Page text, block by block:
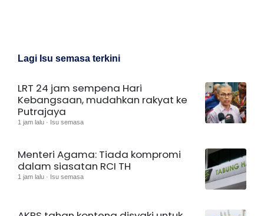
Lagi Isu semasa terkini
LRT 24 jam sempena Hari
Kebangsaan, mudahkan rakyat ke
Putrajaya
1 jam lalu · Isu semasa
Menteri Agama: Tiada kompromi
dalam siasatan RCI TH
1 jam lalu · Isu semasa